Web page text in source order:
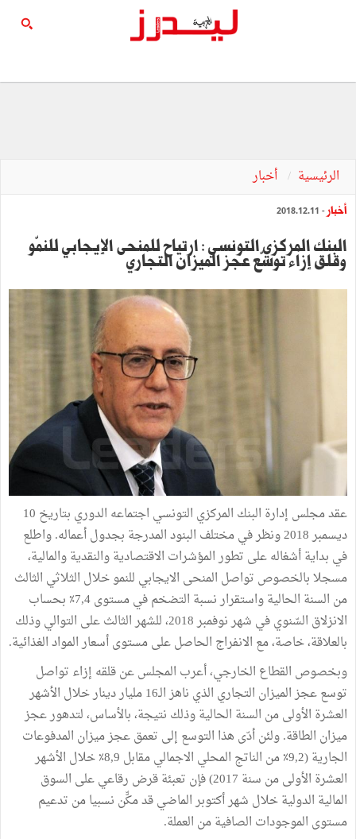
الرئيسية أخبار
أخبار - 2018.12.11
البنك المركزي التونسي : ارتياح للمنحى الإيجابي للنمّو
وقلق إزاء توسّع عجز الميزان التجاري
عقد مجلس إدارة البنك المركزي التونسي اجتماعه الدوري بتاريخ 10
ديسمبر 2018 ونظر في مختلف البنود المدرجة بجدول أعماله. واطلع
في بداية أشغاله على تطور المؤشرات الاقتصادية والنقدية والمالية،
مسجلا بالخصوص تواصل المنحى الايجابي للنمو خلال الثلاثي الثالث
من السنة الحالية واستقرار نسبة التضخم في مستوى 7,4٪ بحساب
الانزلاق السّنوي في شهر نوفمبر 2018، للشهر الثالث على التوالي وذلك
بالعلاقة، خاصة، مع الانفراج الحاصل على مستوى أسعار المواد الغذائية.
وبخصوص القطاع الخارجي، أعرب المجلس عن قلقه إزاء تواصل
توسع عجز الميزان التجاري الذي ناهز الـ16 مليار دينار خلال الأشهر
العشرة الأولى من السنة الحالية وذلك نتيجة، بالأساس، لتدهور عجز
ميزان الطاقة. ولئن أدّى هذا التوسع إلى تعمق عجز ميزان المدفوعات
الجارية (9,2٪ من الناتج المحلي الاجمالي مقابل 8,9٪ خلال الأشهر
العشرة الأولى من سنة 2017) فإن تعبئة قرض رقاعي على السوق
المالية الدولية خلال شهر أكتوبر الماضي قد مكّّن نسبيا من تدعيم
مستوى الموجودات الصافية من العملة.